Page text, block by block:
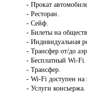
- Прокат
- Ресторан.
- Сейф.
- Билеты на
- Индивидуальная
- Трансфер от/до
- Бесплатный Wi-Fi.
- Трансфер.
- Wi-Fi доступен на
- Услуги консьержа.